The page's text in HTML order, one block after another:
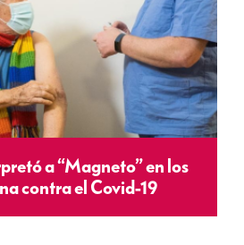
a “Magneto” en los
contra el Covid-19